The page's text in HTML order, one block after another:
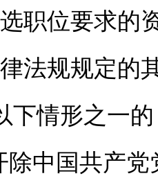
位要求的
规规定的
情形之一的
中国共产党